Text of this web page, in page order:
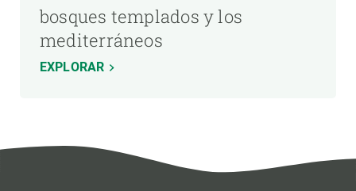
bosques templados y los
mediterráneos
EXPLORAR